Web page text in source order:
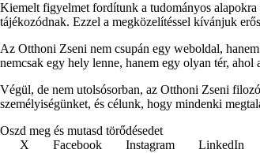
Kiemelt figyelmet fordítunk a tudományos
tájékozódnak. Ezzel a megközelítéssel kívánjuk
Az Otthoni Zseni nem csupán egy weboldal,
nemcsak egy hely lenne, hanem egy olyan tér,
Végül, de nem utolsósorban, az Otthoni Zseni
személyiségünket, és célunk, hogy mindenki
Oszd meg és mutasd törődésedet
X
Facebook Instagram LinkedIn